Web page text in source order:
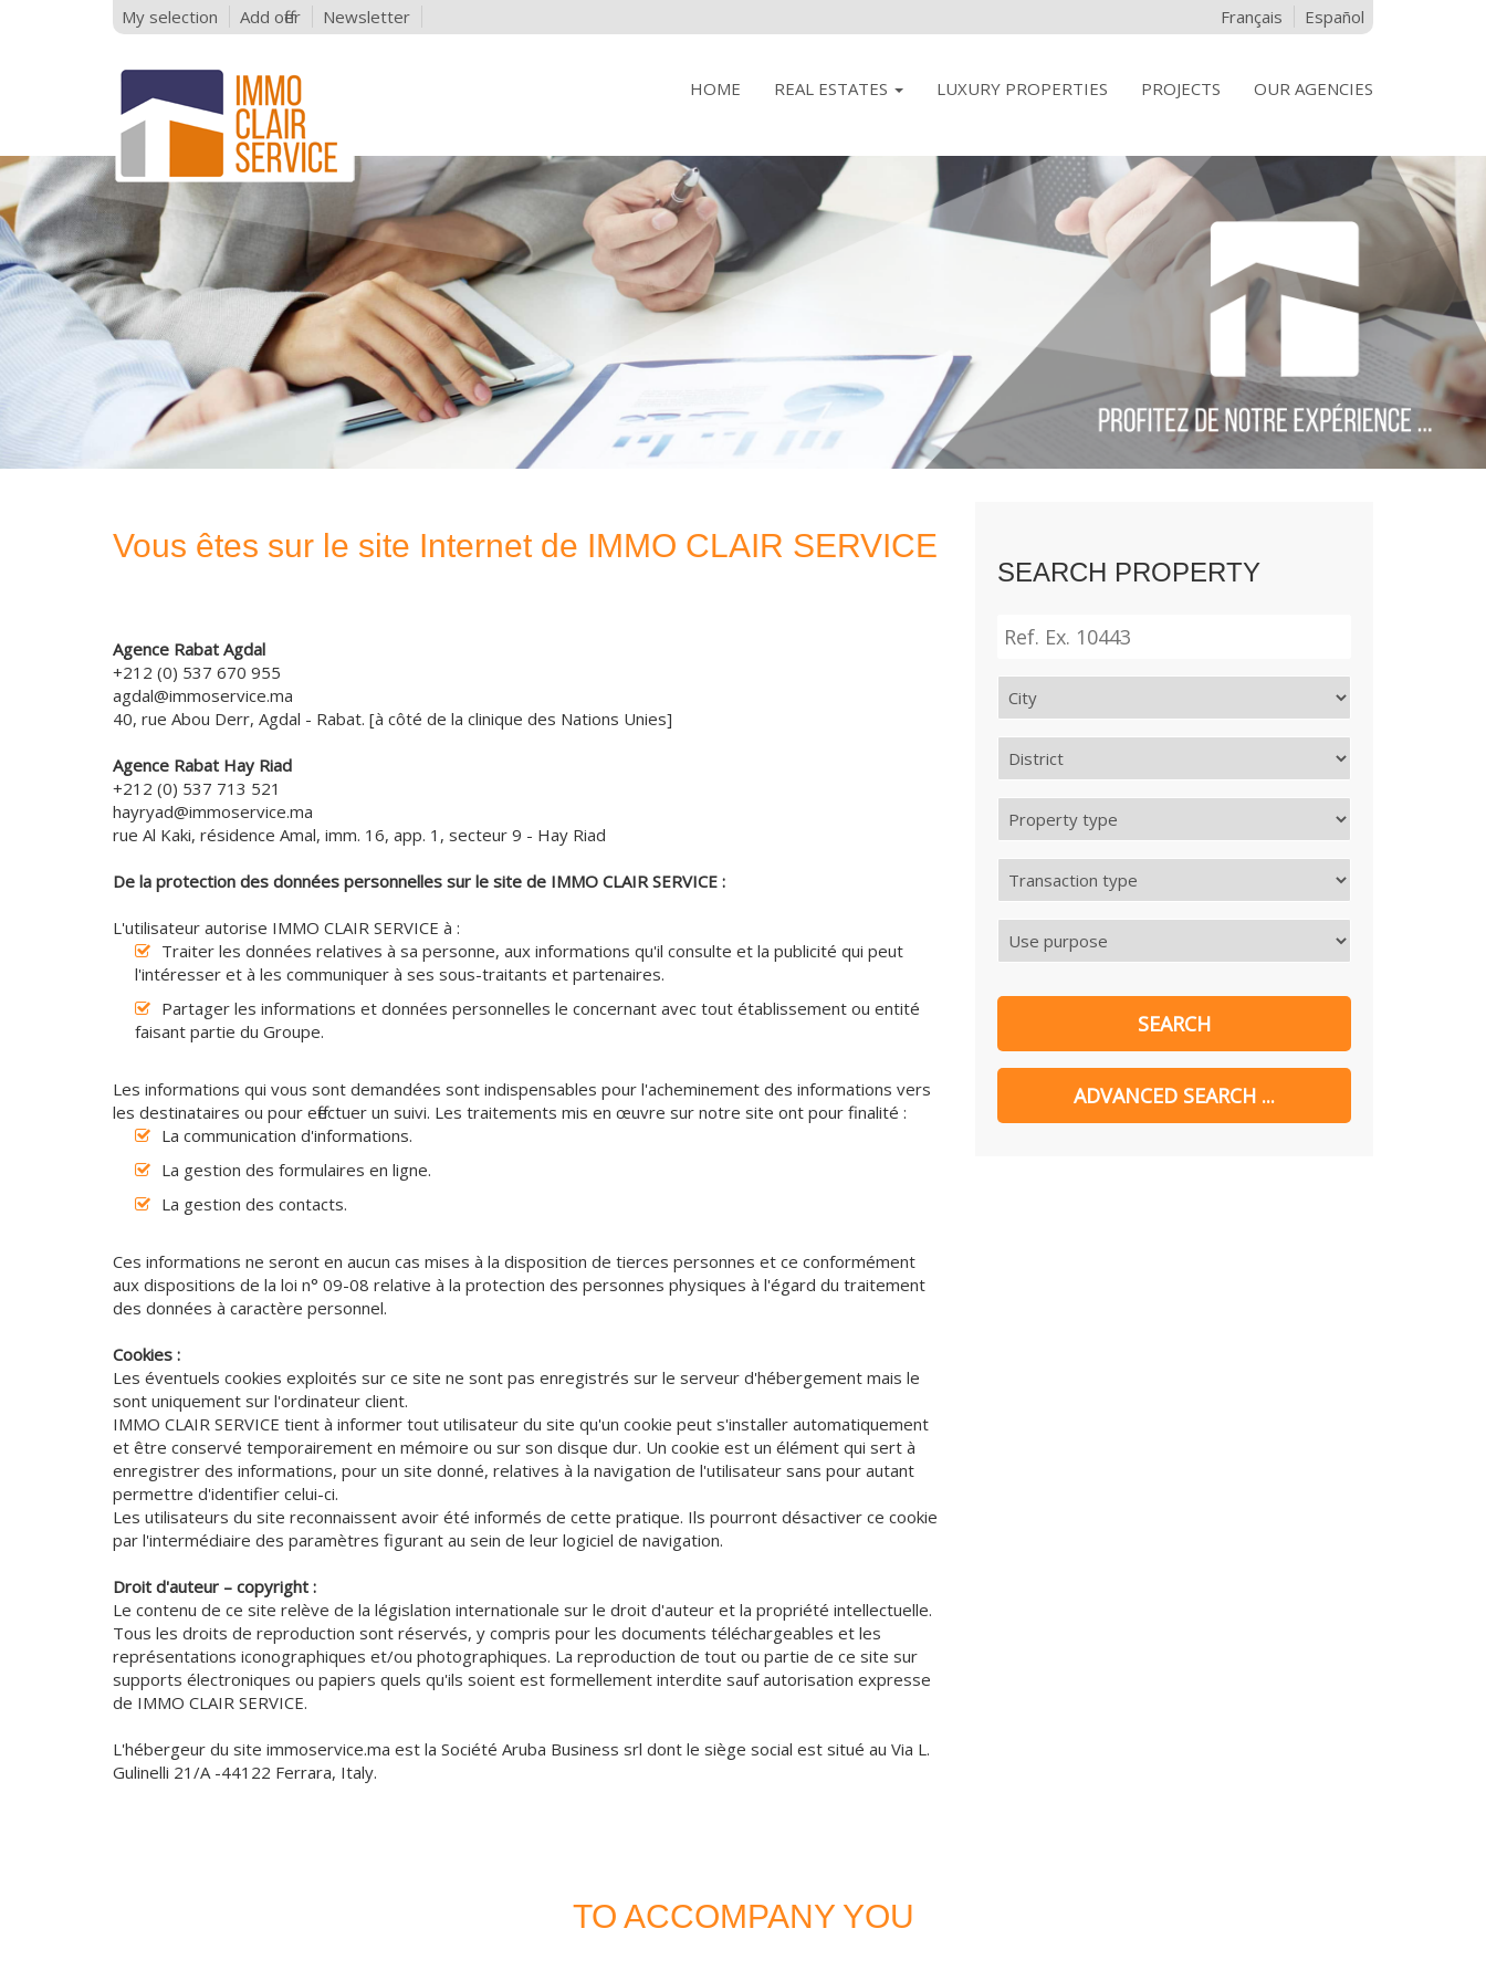
My selection Add offer Newsletter Français Español
HOME REAL ESTATES LUXURY PROPERTIES PROJECTS OUR AGENCIES
Vous êtes sur le site Internet de IMMO CLAIR SERVICE
Agence Rabat Agdal
+212 (0) 537 670 955
agdal@immoservice.ma
40, rue Abou Derr, Agdal - Rabat. [à côté de la clinique des Nations Unies]
Agence Rabat Hay Riad
+212 (0) 537 713 521
hayryad@immoservice.ma
rue Al Kaki, résidence Amal, imm. 16, app. 1, secteur 9 - Hay Riad
De la protection des données personnelles sur le site de IMMO CLAIR SERVICE :
L'utilisateur autorise IMMO CLAIR SERVICE à :
Traiter les données relatives à sa personne, aux informations qu'il consulte et la publicité qui peut
l'intéresser et à les communiquer à ses sous-traitants et partenaires.
Partager les informations et données personnelles le concernant avec tout établissement ou entité
faisant partie du Groupe.
Les informations qui vous sont demandées sont indispensables pour l'acheminement des informations vers
les destinataires ou pour effectuer un suivi. Les traitements mis en œuvre sur notre site ont pour finalité :
La communication d'informations.
La gestion des formulaires en ligne.
La gestion des contacts.
Ces informations ne seront en aucun cas mises à la disposition de tierces personnes et ce conformément
aux dispositions de la loi n° 09-08 relative à la protection des personnes physiques à l'égard du traitement
des données à caractère personnel.
Cookies :
Les éventuels cookies exploités sur ce site ne sont pas enregistrés sur le serveur d'hébergement mais le
sont uniquement sur l'ordinateur client.
IMMO CLAIR SERVICE tient à informer tout utilisateur du site qu'un cookie peut s'installer automatiquement
et être conservé temporairement en mémoire ou sur son disque dur. Un cookie est un élément qui sert à
enregistrer des informations, pour un site donné, relatives à la navigation de l'utilisateur sans pour autant
permettre d'identifier celui-ci.
Les utilisateurs du site reconnaissent avoir été informés de cette pratique. Ils pourront désactiver ce cookie
par l'intermédiaire des paramètres figurant au sein de leur logiciel de navigation.
Droit d'auteur – copyright :
Le contenu de ce site relève de la législation internationale sur le droit d'auteur et la propriété intellectuelle.
Tous les droits de reproduction sont réservés, y compris pour les documents téléchargeables et les
représentations iconographiques et/ou photographiques. La reproduction de tout ou partie de ce site sur
supports électroniques ou papiers quels qu'ils soient est formellement interdite sauf autorisation expresse
de IMMO CLAIR SERVICE.
L'hébergeur du site immoservice.ma est la Société Aruba Business srl dont le siège social est situé au Via L.
Gulinelli 21/A -44122 Ferrara, Italy.
SEARCH PROPERTY
TO ACCOMPANY YOU